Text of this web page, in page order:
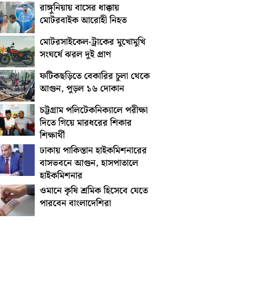
রাঙ্গুনিয়ায় বাসের ধাক্কায়
মোটরবাইক আরোহী নিহত
মোটরসাইকেল-ট্রাকের মুখোমুখি
সংঘর্ষে ঝরল দুই প্রাণ
ফটিকছড়িতে বেকারির চুলা থেকে
আগুন, পুড়ল ১৬ দোকান
চট্টগ্রাম পলিটেকনিক্যালে পরীক্ষা
দিতে গিয়ে মারধরের শিকার
শিক্ষার্থী
ঢাকায় পাকিস্তান হাইকমিশনারের
বাসভবনে আগুন, হাসপাতালে
হাইকমিশনার
ওমানে কৃষি শ্রমিক হিসেবে যেতে
পারবেন বাংলাদেশিরা